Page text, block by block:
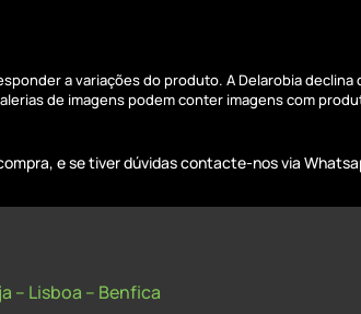
a variações do produto. A Delarobia
de imagens podem conter imagens com
e se tiver dúvidas contacte-nos via
– Lisboa – Benfica